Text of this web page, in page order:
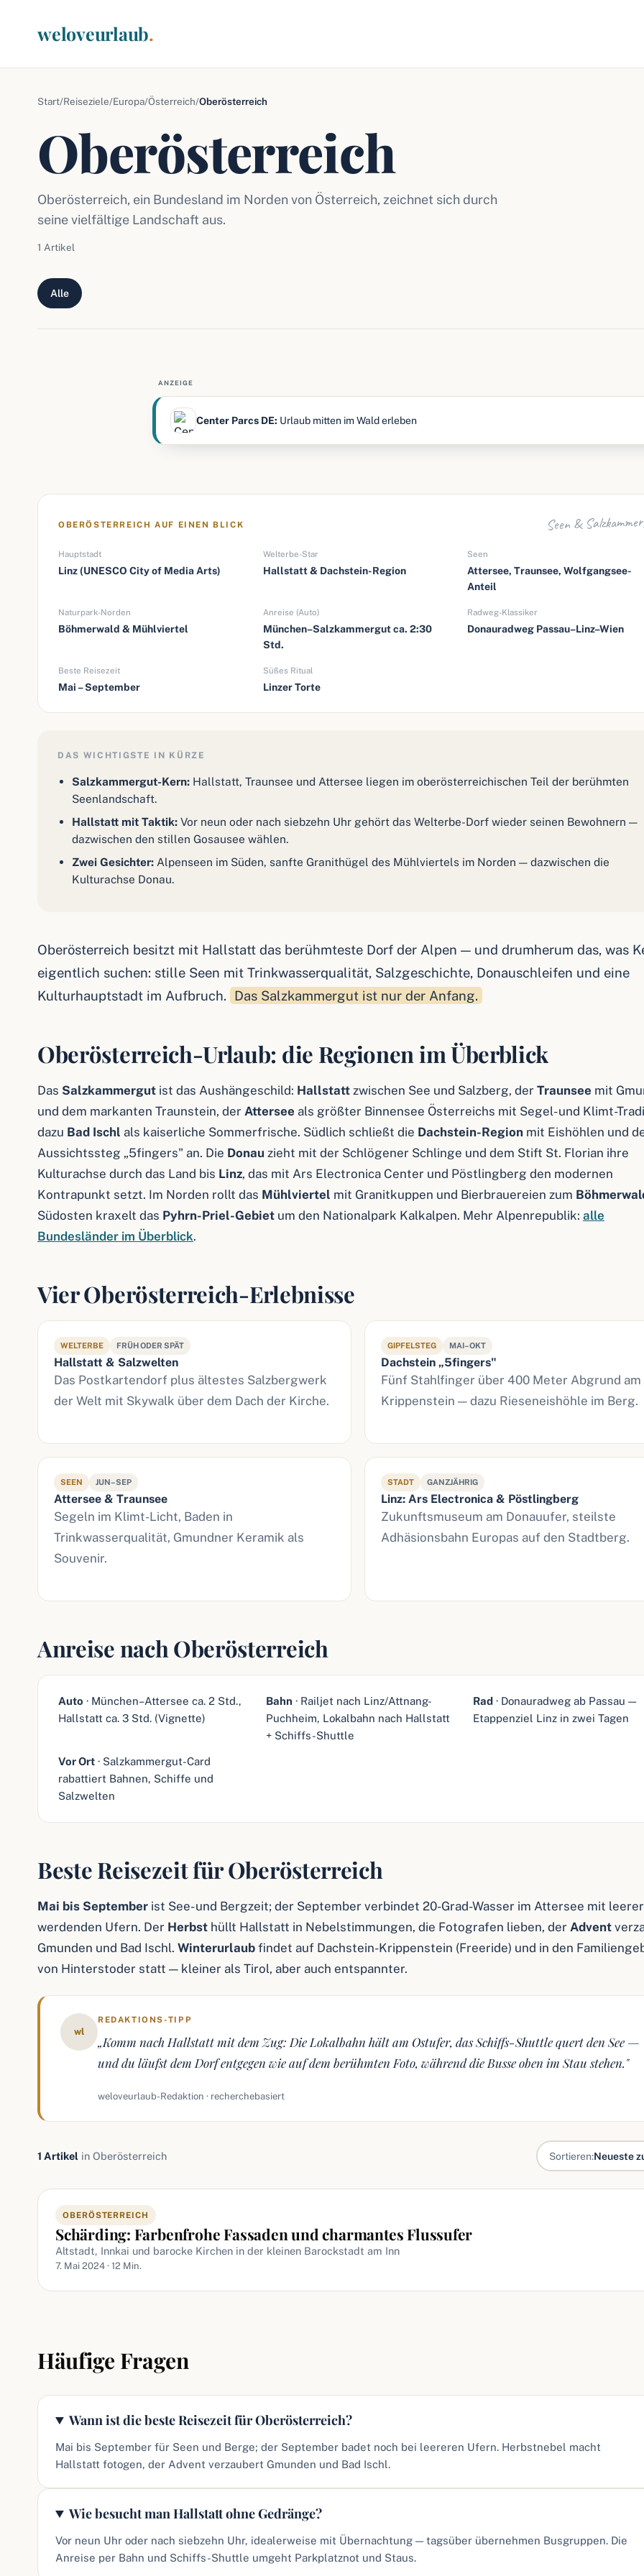
weloveurlaub.
Start/Reiseziele/Europa/Österreich/Oberösterreich
Oberösterreich
Oberösterreich, ein Bundesland im Norden von Österreich, zeichnet sich durch
seine vielfältige Landschaft aus.
1 Artikel
Alle
ANZEIGE
Center Parcs DE: Urlaub mitten im Wald erleben
OBERÖSTERREICH AUF EINEN BLICK Seen &
Hauptstadt
Linz (UNESCO City of Media Arts)
Welterbe-Star
Hallstatt & Dachstein-Region
Seen
Attersee, Traunsee, Wolfgangsee-
Anteil
Naturpark-Norden
Böhmerwald & Mühlviertel
Anreise (Auto)
München–Salzkammergut ca. 2:30
Std.
Radweg-Klassiker
Donauradweg Passau–Linz–Wien
Beste Reisezeit
Mai – September
Süßes Ritual
Linzer Torte
DAS WICHTIGSTE IN KÜRZE
Salzkammergut-Kern: Hallstatt, Traunsee und Attersee liegen im oberösterreichischen Teil der berühmten
Seenlandschaft.
Hallstatt mit Taktik: Vor neun oder nach siebzehn Uhr gehört das Welterbe-Dorf wieder seinen Bewohnern —
dazwischen den stillen Gosausee wählen.
Zwei Gesichter: Alpenseen im Süden, sanfte Granithügel des Mühlviertels im Norden — dazwischen die
Kulturachse Donau.
Oberösterreich besitzt mit Hallstatt das berühmteste Dorf der Alpen — und drumherum das, was
eigentlich suchen: stille Seen mit Trinkwasserqualität, Salzgeschichte, Donauschleifen und eine
Kulturhauptstadt im Aufbruch. Das Salzkammergut ist nur der Anfang.
Oberösterreich-Urlaub: die Regionen im Überblick
Das Salzkammergut ist das Aushängeschild: Hallstatt zwischen See und Salzberg, der Traunsee mit
und dem markanten Traunstein, der Attersee als größter Binnensee Österreichs mit Segel- und Klimt-
dazu Bad Ischl als kaiserliche Sommerfrische. Südlich schließt die Dachstein-Region mit Eishöhlen und
Aussichtssteg „5fingers" an. Die Donau zieht mit der Schlögener Schlinge und dem Stift St. Florian ihre
Kulturachse durch das Land bis Linz, das mit Ars Electronica Center und Pöstlingberg den modernen
Kontrapunkt setzt. Im Norden rollt das Mühlviertel mit Granitkuppen und Bierbrauereien zum
Südosten kraxelt das Pyhrn-Priel-Gebiet um den Nationalpark Kalkalpen. Mehr Alpenrepublik: alle
Bundesländer im Überblick.
Vier Oberösterreich-Erlebnisse
WELTERBE FRÜH ODER SPÄT
Hallstatt & Salzwelten
Das Postkartendorf plus ältestes Salzbergwerk
der Welt mit Skywalk über dem Dach der Kirche.
GIPFELSTEG MAI–OKT
Dachstein „5fingers"
Fünf Stahlfinger über 400 Meter Abgrund am
Krippenstein — dazu Rieseneishöhle im Berg.
SEEN JUN–SEP
Attersee & Traunsee
Segeln im Klimt-Licht, Baden in
Trinkwasserqualität, Gmundner Keramik als
Souvenir.
STADT GANZJÄHRIG
Linz: Ars Electronica & Pöstlingberg
Zukunftsmuseum am Donauufer, steilste
Adhäsionsbahn Europas auf den Stadtberg.
Anreise nach Oberösterreich
Auto · München–Attersee ca. 2 Std.,
Hallstatt ca. 3 Std. (Vignette)
Bahn · Railjet nach Linz/Attnang-
Puchheim, Lokalbahn nach Hallstatt
+ Schiffs-Shuttle
Rad · Donauradweg ab Passau —
Etappenziel Linz in zwei Tagen
Vor Ort · Salzkammergut-Card
rabattiert Bahnen, Schiffe und
Salzwelten
Beste Reisezeit für Oberösterreich
Mai bis September ist See- und Bergzeit; der September verbindet 20-Grad-Wasser im Attersee mit leerer
werdenden Ufern. Der Herbst hüllt Hallstatt in Nebelstimmungen, die Fotografen lieben, der Advent
Gmunden und Bad Ischl. Winterurlaub findet auf Dachstein-Krippenstein (Freeride) und in den
von Hinterstoder statt — kleiner als Tirol, aber auch entspannter.
wl
REDAKTIONS-TIPP
„Komm nach Hallstatt mit dem Zug: Die Lokalbahn hält am Ostufer, das Schiffs-Shuttle quert den See —
und du läufst dem Dorf entgegen wie auf dem berühmten Foto, während die Busse oben im Stau stehen."
weloveurlaub-Redaktion · recherchebasiert
1 Artikel in Oberösterreich Sortieren:Neueste
Artikel in Oberösterreich
OBERÖSTERREICH
Schärding: Farbenfrohe Fassaden und charmantes Flussufer
Altstadt, Innkai und barocke Kirchen in der kleinen Barockstadt am Inn
7. Mai 2024 · 12 Min.
Häufige Fragen
Wann ist die beste Reisezeit für Oberösterreich?
Mai bis September für Seen und Berge; der September badet noch bei leereren Ufern. Herbstnebel macht
Hallstatt fotogen, der Advent verzaubert Gmunden und Bad Ischl.
Wie besucht man Hallstatt ohne Gedränge?
Vor neun Uhr oder nach siebzehn Uhr, idealerweise mit Übernachtung — tagsüber übernehmen Busgruppen. Die
Anreise per Bahn und Schiffs-Shuttle umgeht Parkplatznot und Staus.